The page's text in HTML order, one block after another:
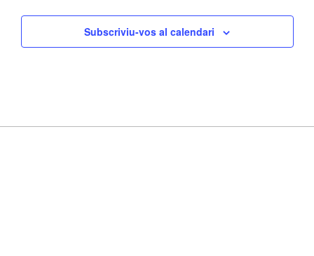
Subscriviu-vos al calendari